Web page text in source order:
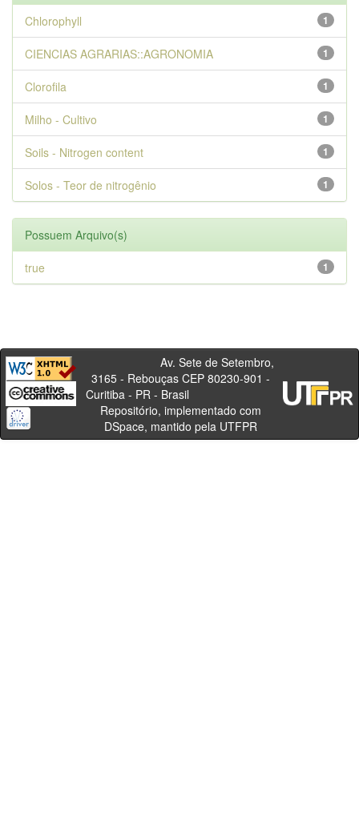
1
Chlorophyll
1
CIENCIAS AGRARIAS::AGRONOMIA
1
Clorofila
1
Milho - Cultivo
1
Soils - Nitrogen content
1
Solos - Teor de nitrogênio
Possuem Arquivo(s)
1
true
Av. Sete de Setembro,
3165 - Rebouças CEP 80230-901 -
Curitiba - PR - Brasil
Repositório, implementado com
DSpace, mantido pela UTFPR